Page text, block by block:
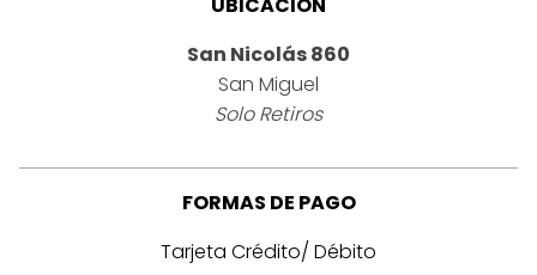
San Nicolás 860
San Miguel
Solo Retiros
FORMAS DE PAGO
Tarjeta Crédito/ Débito